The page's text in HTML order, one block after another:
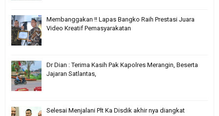
Membanggakan !! Lapas Bangko Raih Prestasi Juara
Video Kreatif Pemasyarakatan
Dr Dian : Terima Kasih Pak Kapolres Merangin, Beserta
Jajaran Satlantas,
Selesai Menjalani Plt Ka Disdik akhir nya diangkat